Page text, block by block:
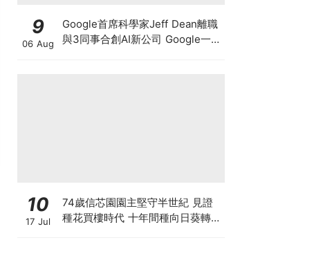
9
06 Aug
Google首席科學家Jeff Dean離職
與3同事合創AI新公司 Google一夜
10
17 Jul
74歲信芯園園主堅守半世紀 見證
種花買樓時代 十年間種向日葵轉型